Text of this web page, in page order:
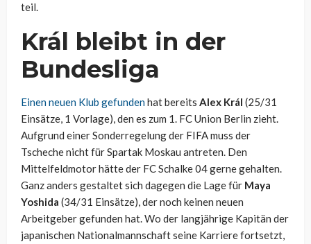
teil.
Král bleibt in der
Bundesliga
Einen neuen Klub gefundenhat bereits Alex Král (25/31
Einsätze, 1 Vorlage), den es zum 1. FC Union Berlin zieht.
Aufgrund einer Sonderregelung der FIFA muss der
Tscheche nicht für Spartak Moskau antreten. Den
Mittelfeldmotor hätte der FC Schalke 04 gerne gehalten.
Ganz anders gestaltet sich dagegen die Lage für Maya
Yoshida (34/31 Einsätze), der noch keinen neuen
Arbeitgeber gefunden hat. Wo der langjährige Kapitän der
japanischen Nationalmannschaft seine Karriere fortsetzt,